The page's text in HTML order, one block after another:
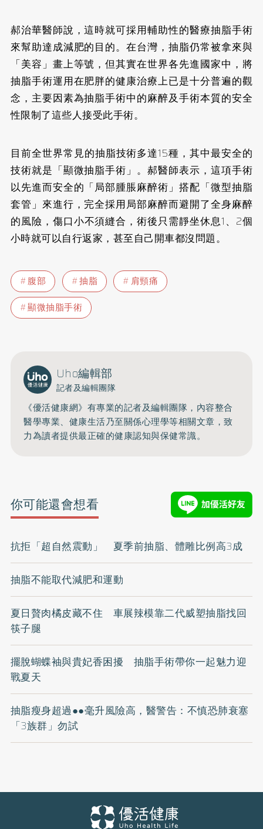
郝治華醫師說，這時就可採用輔助性的醫療抽脂手術
來幫助達成減肥的目的。在台灣，抽脂仍常被拿來與
「美容」畫上等號，但其實在世界各先進國家中，將
抽脂手術運用在肥胖的健康治療上已是十分普遍的觀
念，主要因素為抽脂手術中的麻醉及手術本質的安全
性限制了這些人接受此手術。
目前全世界常見的抽脂技術多達15種，其中最安全的
技術就是「顯微抽脂手術」。郝醫師表示，這項手術
以先進而安全的「局部腫脹麻醉術」搭配「微型抽脂
套管」來進行，完全採用局部麻醉而避開了全身麻醉
的風險，傷口小不須縫合，術後只需靜坐休息1、2個
小時就可以自行返家，甚至自己開車都沒問題。
腹部 抽脂
肩頸痛
顯微抽脂手術
Uho編輯部
記者及編輯團隊
《優活健康網》有專業的記者及編輯團隊，內容整合
醫學專業、健康生活乃至關係心理學等相關文章，致
力為讀者提供最正確的健康認知與保健常識。
你可能還會想看
抗拒「超自然震動」 夏季前抽脂、體雕比例高3成
抽脂不能取代減肥和運動
夏日贅肉橘皮藏不住 車展辣模靠二代威塑抽脂找回
筷子腿
擺脫蝴蝶袖與貴妃香困擾 抽脂手術帶你一起魅力迎
戰夏天
抽脂瘦身超過●●毫升風險高，醫警告：不慎恐肺衰塞
「3族群」勿試